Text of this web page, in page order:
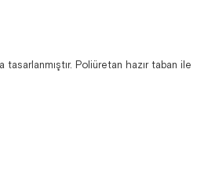
tasarlanmıştır. Poliüretan hazır taban ile